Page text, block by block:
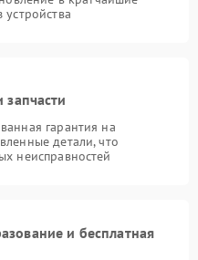
запчасти
гарантия на
детали, что
неисправностей
и бесплатная